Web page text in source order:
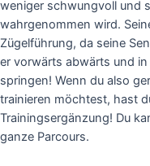
weniger schwungvoll und
wahrgenommen wird.
Zügelführung, da seine
er vorwärts abwärts und
springen! Wenn du also
trainieren möchtest, hast
Trainingsergänzung! Du
ganze Parcours.